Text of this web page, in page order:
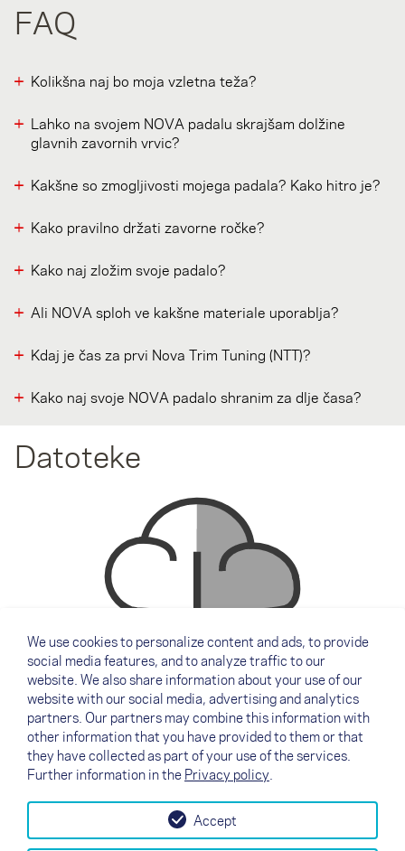
FAQ
Kolikšna naj bo moja vzletna teža?
Lahko na svojem NOVA padalu skrajšam dolžine
glavnih zavornih vrvic?
Kakšne so zmogljivosti mojega padala? Kako hitro je?
Kako pravilno držati zavorne ročke?
Kako naj zložim svoje padalo?
Ali NOVA sploh ve kakšne materiale uporablja?
Kdaj je čas za prvi Nova Trim Tuning (NTT)?
Kako naj svoje NOVA padalo shranim za dlje časa?
Datoteke
XXS
Priročnik
XS
Priročnik
S
Priročnik
M
Priročnik
We use cookies to personalize content and ads, to provide
social media features, and to analyze traffic to our
website. We also share information about your use of our
website with our social media, advertising and analytics
partners. Our partners may combine this information with
other information that you have provided to them or that
they have collected as part of your use of the services.
Further information in the Privacy policy.
Accept